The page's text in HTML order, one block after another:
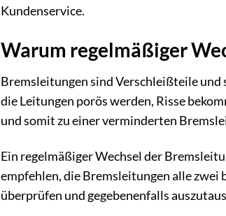
Kundenservice.
Warum regelmäßiger
Bremsleitungen sind Verschleißteile und
die Leitungen porös werden, Risse
und somit zu einer verminderten
Ein regelmäßiger Wechsel der
empfehlen, die Bremsleitungen alle zwei
überprüfen und gegebenenfalls